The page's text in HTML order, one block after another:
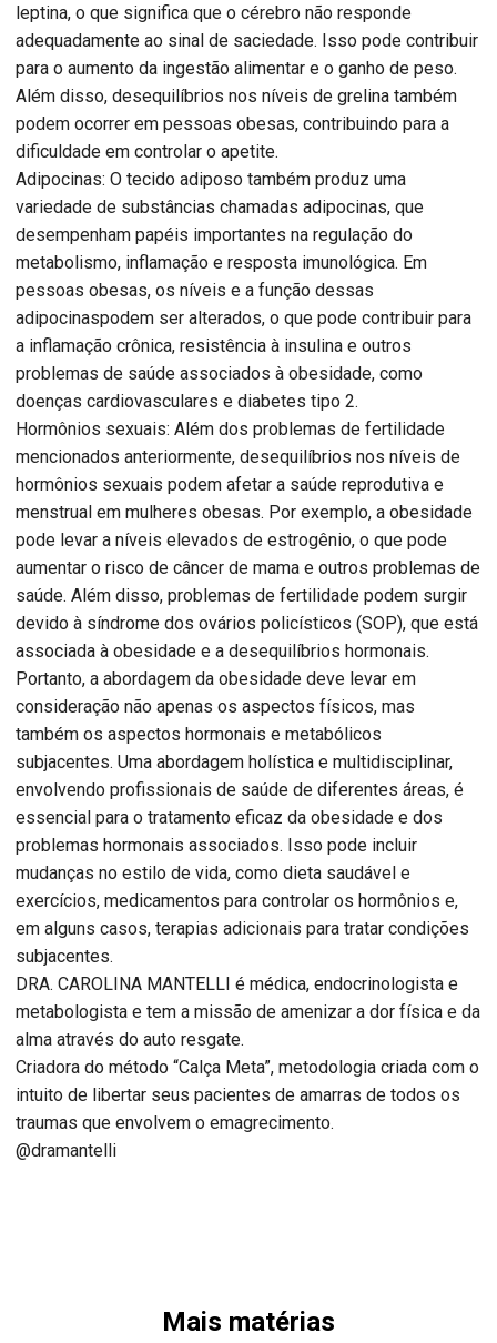
leptina, o que significa que o cérebro não responde
adequadamente ao sinal de saciedade. Isso pode contribuir
para o aumento da ingestão alimentar e o ganho de peso.
Além disso, desequilíbrios nos níveis de grelina também
podem ocorrer em pessoas obesas, contribuindo para a
dificuldade em controlar o apetite.
Adipocinas: O tecido adiposo também produz uma
variedade de substâncias chamadas adipocinas, que
desempenham papéis importantes na regulação do
metabolismo, inflamação e resposta imunológica. Em
pessoas obesas, os níveis e a função dessas
adipocinaspodem ser alterados, o que pode contribuir para
a inflamação crônica, resistência à insulina e outros
problemas de saúde associados à obesidade, como
doenças cardiovasculares e diabetes tipo 2.
Hormônios sexuais: Além dos problemas de fertilidade
mencionados anteriormente, desequilíbrios nos níveis de
hormônios sexuais podem afetar a saúde reprodutiva e
menstrual em mulheres obesas. Por exemplo, a obesidade
pode levar a níveis elevados de estrogênio, o que pode
aumentar o risco de câncer de mama e outros problemas de
saúde. Além disso, problemas de fertilidade podem surgir
devido à síndrome dos ovários policísticos (SOP), que está
associada à obesidade e a desequilíbrios hormonais.
Portanto, a abordagem da obesidade deve levar em
consideração não apenas os aspectos físicos, mas
também os aspectos hormonais e metabólicos
subjacentes. Uma abordagem holística e multidisciplinar,
envolvendo profissionais de saúde de diferentes áreas, é
essencial para o tratamento eficaz da obesidade e dos
problemas hormonais associados. Isso pode incluir
mudanças no estilo de vida, como dieta saudável e
exercícios, medicamentos para controlar os hormônios e,
em alguns casos, terapias adicionais para tratar condições
subjacentes.
DRA. CAROLINA MANTELLI é médica, endocrinologista e
metabologista e tem a missão de amenizar a dor física e da
alma através do auto resgate.
Criadora do método “Calça Meta”, metodologia criada com o
intuito de libertar seus pacientes de amarras de todos os
traumas que envolvem o emagrecimento.
@dramantelli
Mais matérias